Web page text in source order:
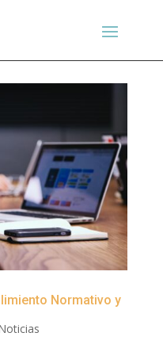
Normativo y